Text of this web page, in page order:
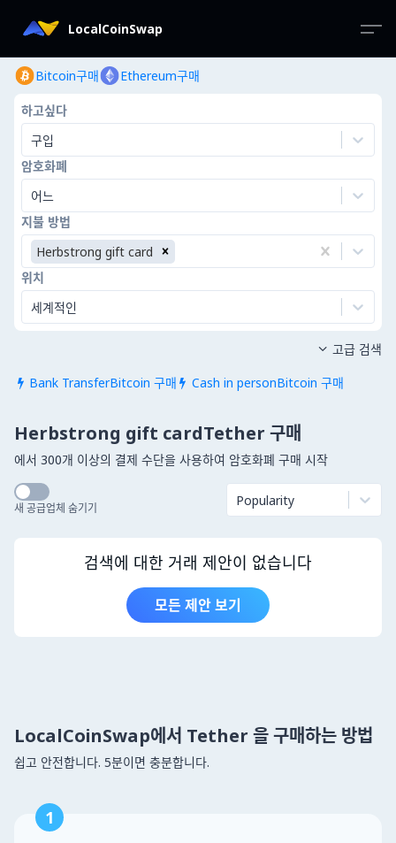
LocalCoinSwap
Bitcoin구매 Ethereum구매
하고싶다
구입
암호화폐
어느
지불 방법
Herbstrong gift card
위치
세계적인
 Bank TransferBitcoin 구매  Cash in personBitcoin 구매
 고급 검색
Herbstrong gift cardTether 구매
에서 300개 이상의 결제 수단을 사용하여 암호화폐 구매 시작
새 공급업체 숨기기 Popularity
검색에 대한 거래 제안이 없습니다
모든 제안 보기
LocalCoinSwap에서 Tether 을 구매하는 방법
쉽고 안전합니다. 5분이면 충분합니다.
1